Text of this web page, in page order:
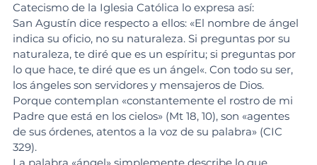
Catecismo de la Iglesia Católica lo expresa así:
San Agustín dice respecto a ellos: «El nombre de ángel
indica su oficio, no su naturaleza. Si preguntas por su
naturaleza, te diré que es un espíritu; si preguntas por
lo que hace, te diré que es un ángel«. Con todo su ser,
los ángeles son servidores y mensajeros de Dios.
Porque contemplan «constantemente el rostro de mi
Padre que está en los cielos» (Mt 18, 10), son «agentes
de sus órdenes, atentos a la voz de su palabra» (CIC
329).